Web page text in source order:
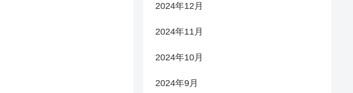
2024年12月
2024年11月
2024年10月
2024年9月